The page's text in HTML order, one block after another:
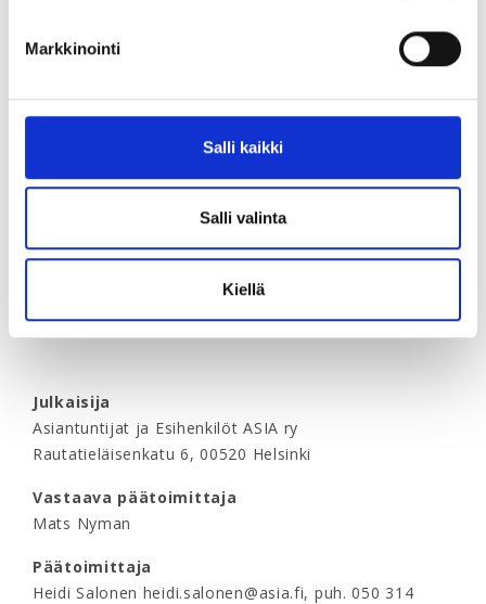
Markkinointi
Salli kaikki
Salli valinta
Kiellä
Numero 1 ilmestyy 19.2.
Numero 2 ilmestyy 7.5.
Numero 4 ilmestyy 10.12.
Mediakortti
ASIA-lehden mediakortti 2026
Julkaisija
Asiantuntijat ja Esihenkilöt ASIA ry
Rautatieläisenkatu 6, 00520 Helsinki
Vastaava päätoimittaja
Mats Nyman
Päätoimittaja
Heidi Salonen heidi.salonen@asia.fi, puh. 050 314